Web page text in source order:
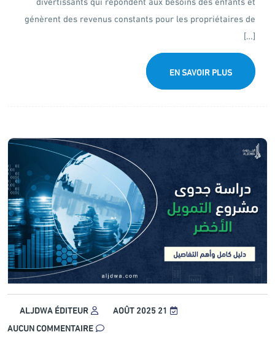
génèrent des revenus constants pour les propriétaires de
[…]
EN SAVOIR PLUS
21 AOÛT 2025
ALJDWA ÉDITEUR
AUCUN COMMENTAIRE